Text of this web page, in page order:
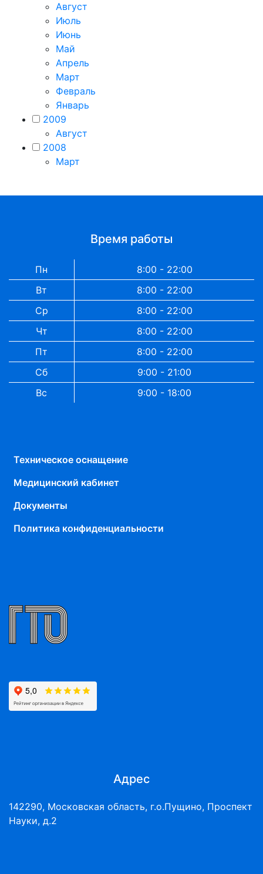
Август
Июль
Июнь
Май
Апрель
Март
Февраль
Январь
2009
Август
2008
Март
Время работы
Пн
8:00 - 22:00
Вт
8:00 - 22:00
Ср
8:00 - 22:00
Чт
8:00 - 22:00
Пт
8:00 - 22:00
Сб
9:00 - 21:00
Вс
9:00 - 18:00
Техническое оснащение
Медицинский кабинет
Документы
Политика конфиденциальности
Адрес
142290, Московская область, г.о.Пущино, Проспект
Науки, д.2